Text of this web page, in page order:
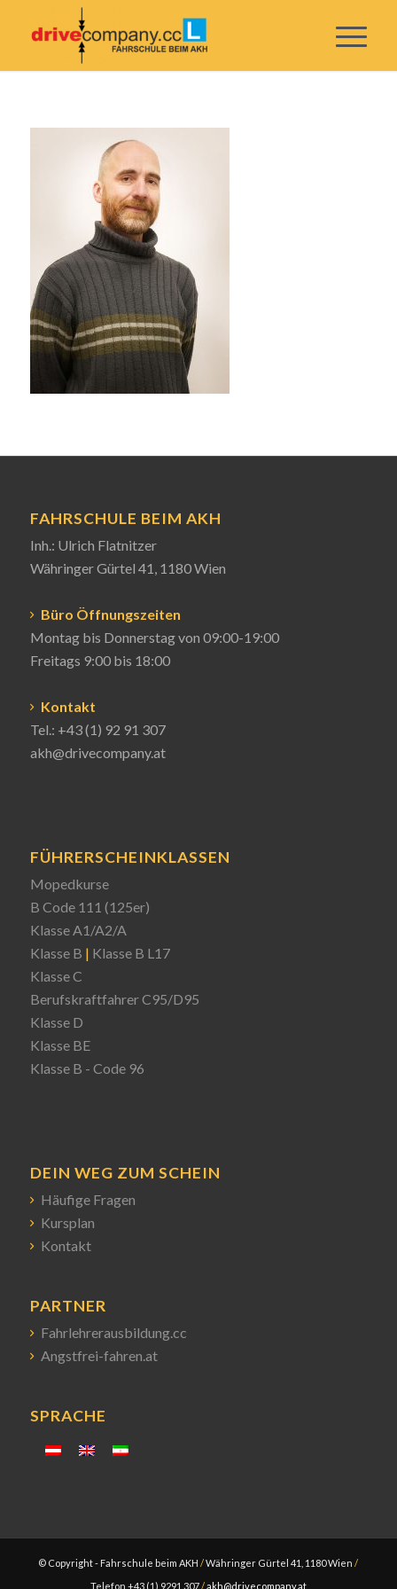
FAHRSCHULE BEIM AKH
Inh.: Ulrich Flatnitzer
Währinger Gürtel 41, 1180 Wien
Büro Öffnungszeiten
Montag bis Donnerstag von 09:00-19:00
Freitags 9:00 bis 18:00
Kontakt
Tel.: +43 (1) 92 91 307
akh@drivecompany.at
FÜHRERSCHEINKLASSEN
Mopedkurse
B Code 111 (125er)
Klasse A1/A2/A
Klasse B | Klasse B L17
Klasse C
Berufskraftfahrer C95/D95
Klasse D
Klasse BE
Klasse B - Code 96
DEIN WEG ZUM SCHEIN
Häufige Fragen
Kursplan
Kontakt
PARTNER
Fahrlehrerausbildung.cc
Angstfrei-fahren.at
SPRACHE
© Copyright - Fahrschule beim AKH/Währinger Gürtel 41, 1180 Wien/
Telefon +43 (1) 9291 307/akh@drivecompany.at